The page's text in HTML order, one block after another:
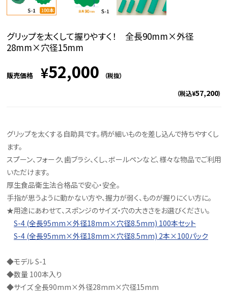
グリップを太くして握りやすく！ 全長90mm×外径
28mm×穴径15mm
販売価格 ¥52,000 （税抜）
（税込¥57,200）
グリップを太くする自助具です。柄が細いものを差し込んで持ちやすくし
ます。
スプーン、フォーク、歯ブラシ、くし、ボールペンなど、様々な物品でご利用
いただけます。
厚生食品衛生法合格品で安心・安全。
手指が思うように動かない方や、握力が弱く、ものが握りにくい方に。
★用途にあわせて、スポンジのサイズ・穴の大きさをお選びください。
S-4 (全長95mm×外径18mm×穴径8.5mm) 100本セット
S-4 (全長95mm×外径18mm×穴径8.5mm) 2本×100パック
◆モデル S-1
◆数量 100本入り
◆サイズ 全長90mm×外径28mm×穴径15mm